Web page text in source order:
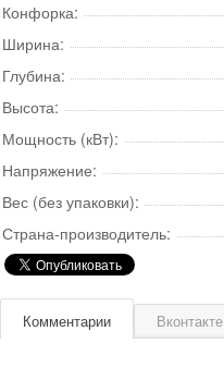
Конфорка:
Ширина:
Глубина:
Высота:
Мощность (кВт):
Напряжение:
Вес (без упаковки):
Страна-производитель:
Комментарии Вконтакте